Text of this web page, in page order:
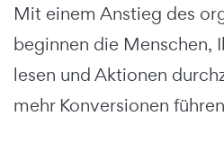
Mit einem Anstieg des
beginnen die Menschen,
lesen und Aktionen
mehr Konversionen